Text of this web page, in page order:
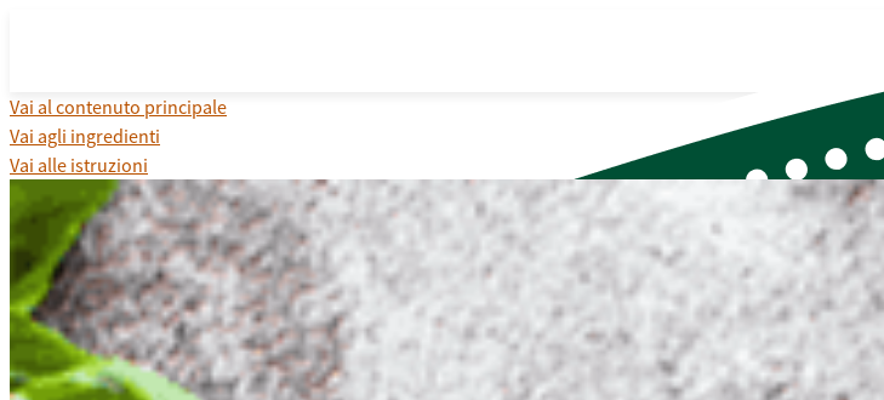
Vai al contenuto principale
Vai agli ingredienti
Vai alle istruzioni